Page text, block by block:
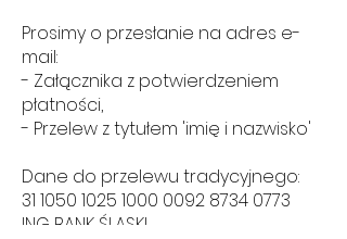
Prosimy o przesłanie na adres e-
mail:
- Załącznika z potwierdzeniem
płatności,
- Przelew z tytułem 'imię i nazwisko'
Dane do przelewu tradycyjnego:
31 1050 1025 1000 0092 8734 0773
ING BANK ŚLĄSKI